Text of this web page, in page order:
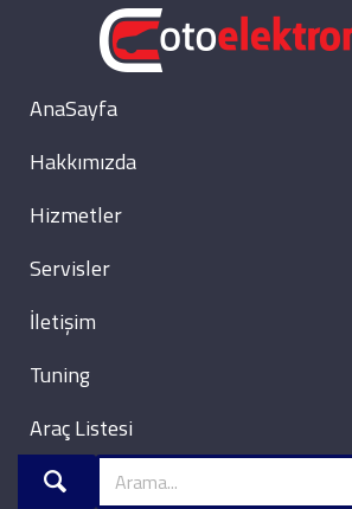
AnaSayfa
Hakkımızda
Hizmetler
Servisler
İletişim
Tuning
Araç Listesi